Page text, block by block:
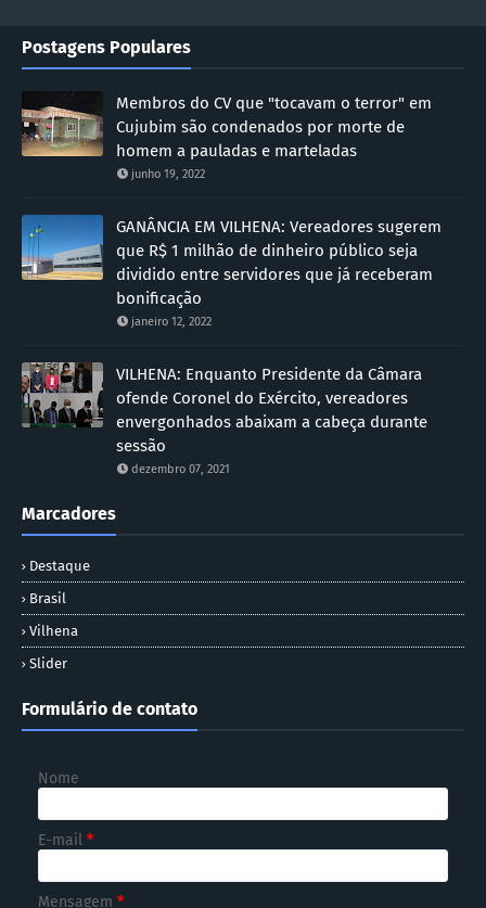
Postagens Populares
Membros do CV que "tocavam o terror" em
Cujubim são condenados por morte de
homem a pauladas e marteladas
junho 19, 2022
GANÂNCIA EM VILHENA: Vereadores sugerem
que R$ 1 milhão de dinheiro público seja
dividido entre servidores que já receberam
bonificação
janeiro 12, 2022
VILHENA: Enquanto Presidente da Câmara
ofende Coronel do Exército, vereadores
envergonhados abaixam a cabeça durante
sessão
dezembro 07, 2021
Marcadores
Destaque
Brasil
Vilhena
Slider
Formulário de contato
Nome
E-mail *
Mensagem *